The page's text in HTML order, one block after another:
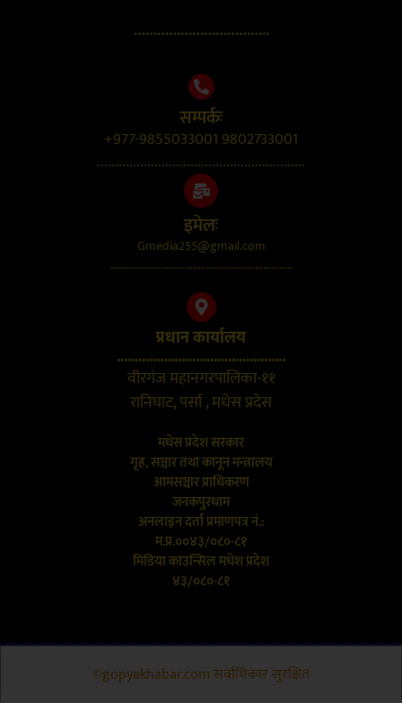
……………………………..
सम्पर्कः
+977-9855033001 9802733001
..........................................................
इमेलः
Gmedia255@gmail.com
....................................................................
प्रधान कार्यालय
...............................................
वीरगंज महानगरपालिका-११
रानिघाट, पर्सा , मधेस प्रदेस
मधेस प्रदेश सरकार
गृह, सञ्चार तथा कानून मन्त्रालय
आमसञ्चार प्राधिकरण
जनकपुरधाम
अनलाइन दर्ता प्रमाणपत्र नं.:
म.प्र.००४३/०८०-८१
मिडिया काउन्सिल मधेश प्रदेश
४३/०८०-८१
©gopyakhabar.com सर्वाधिकार सुरक्षित